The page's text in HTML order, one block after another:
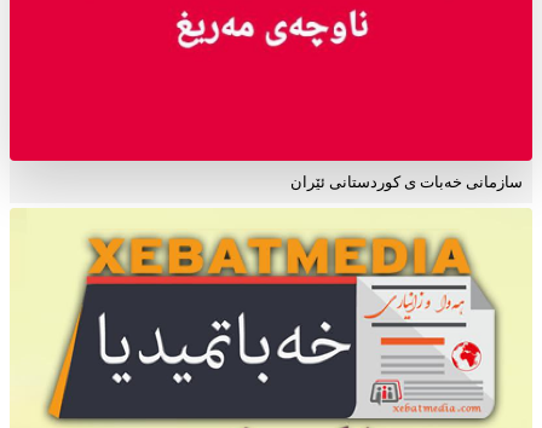
سازمانی خەبات ی کوردستانی ئێران